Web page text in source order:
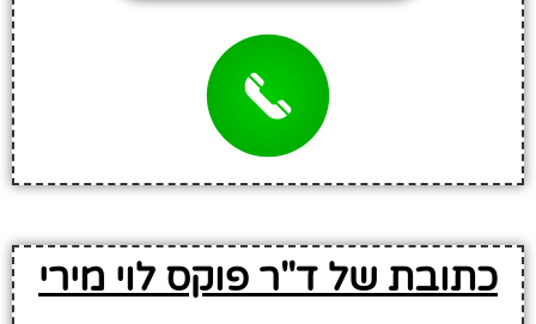
כתובת של ד"ר פוקס לוי מירי